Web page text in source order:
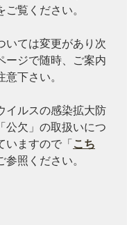
ご覧ください。
いては変更があり次
ージで随時、ご案内
意下さい。
イルスの感染拡大防
公欠」の取扱いにつ
いますので「 こち
参照ください。